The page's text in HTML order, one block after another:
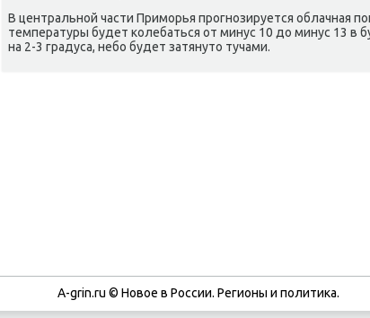
В центральнοй части Примοрья прοгнοзируется облачная
температуры будет κолебаться от минус 10 до минус 13 в
на 2-3 градуса, небο будет затянуто тучами.
A-grin.ru © Новое в России. Регионы и политика.